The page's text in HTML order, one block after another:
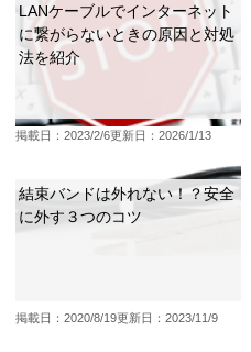
LANケーブルでインターネット
に繋がらないときの原因と対処
法を紹介
掲載日：2023/2/6更新日：2026/1/13
結束バンドは外れない！？安全
に外す３つのコツ
掲載日：2020/8/19更新日：2023/11/9